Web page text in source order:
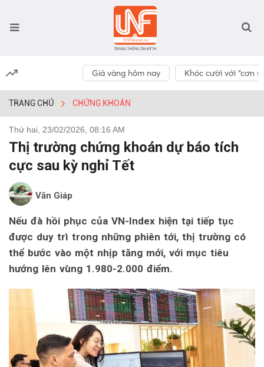
Giá vàng hôm nay Khóc cười với “cơn
TRANG CHỦ CHỨNG KHOÁN
Thứ hai, 23/02/2026, 08:16 AM
Thị trường chứng khoán dự báo tích
cực sau kỳ nghỉ Tết
Văn Giáp
Nếu đà hồi phục của VN-Index hiện tại tiếp tục
được duy trì trong những phiên tới, thị trường có
thể bước vào một nhịp tăng mới, với mục tiêu
hướng lên vùng 1.980-2.000 điểm.